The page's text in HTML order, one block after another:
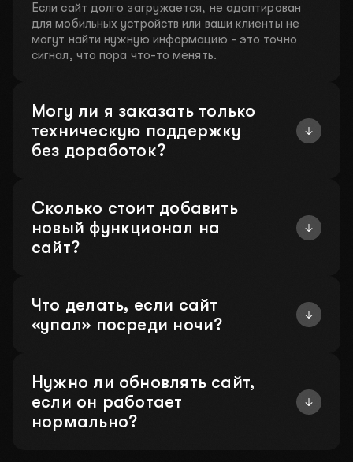
Если сайт долго загружается, не адаптирован
для мобильных устройств или ваши клиенты не
могут найти нужную информацию - это точно
сигнал, что пора что-то менять.
Могу ли я заказать только
техническую поддержку
без доработок?
Сколько стоит добавить
новый функционал на
сайт?
Что делать, если сайт
«упал» посреди ночи?
Нужно ли обновлять сайт,
если он работает
нормально?